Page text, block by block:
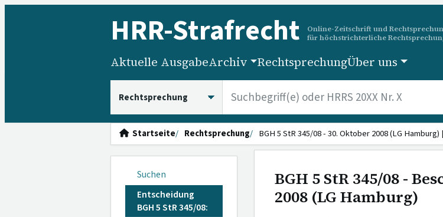
HRR-Strafrecht
Online-Zeitschrift und
für höchstrichterliche
Aktuelle AusgabeArchiv RechtsprechungÜber uns
Startseite Rechtsprechung BGH 5 StR 345/08 - 30. Oktober 2008 (LG Hamburg)
Suchen
Entscheidung
BGH 5 StR 345/08:
BGH 5 StR 345/08 -
2008 (LG Hamburg)